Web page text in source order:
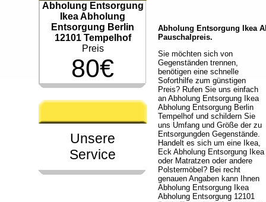
Abholung Entsorgung
Ikea Abholung
Entsorgung Berlin
12101 Tempelhof
Preis
80€
Unsere
Service
Abholung Entsorgung Ikea
Pauschalpreis.
Sie möchten sich von
Gegenständen trennen,
benötigen eine schnelle
Soforthilfe zum günstigen
Preis? Rufen Sie uns einfach
an Abholung Entsorgung Ikea
Abholung Entsorgung Berlin
Tempelhof und schildern Sie
uns Umfang und Größe der zu
Entsorgungden Gegenstände.
Handelt es sich um eine Ikea,
Eck Abholung Entsorgung Ikea
oder Matratzen oder andere
Polstermöbel? Bei recht
genauen Angaben kann Ihnen
Abholung Entsorgung Ikea
Abholung Entsorgung 12101